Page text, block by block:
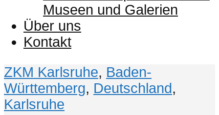
Museen und Galerien
Über uns
Kontakt
ZKM Karlsruhe, Baden-
Württemberg, Deutschland,
Karlsruhe